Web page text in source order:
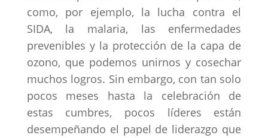
como, por ejemplo, la lucha contra el
SIDA, la malaria, las enfermedades
prevenibles y la protección de la capa de
ozono, que podemos unirnos y cosechar
muchos logros. Sin embargo, con tan solo
pocos meses hasta la celebración de
estas cumbres, pocos líderes están
desempeñando el papel de liderazgo que